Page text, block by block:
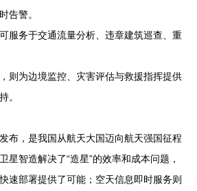
告警。
服务于交通流量分析、违章建筑巡查、重
则为边境监控、灾害评估与救援指挥提供
。
布，是我国从航天大国迈向航天强国征程
星智造解决了“造星”的效率和成本问题，
速部署提供了可能；空天信息即时服务则